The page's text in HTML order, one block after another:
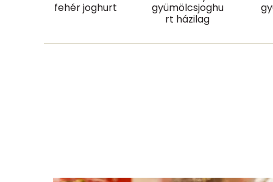
Élelmi rost
Víz
fehér joghurt
gyümölcsjoghu
rt házilag